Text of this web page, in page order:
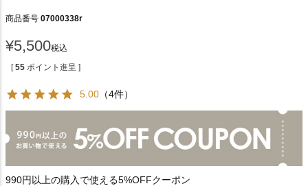
商品番号 07000338r
¥5,500税込
[ 55 ポイント進呈 ]
5.00 （4件）
990円以上の購入で使える5%OFFクーポン